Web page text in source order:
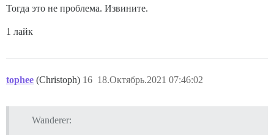
Тогда это не проблема. Извините.
1 лайк
tophee (Christoph) 18.Октябрь.2021 07:46:02
16
Wanderer: